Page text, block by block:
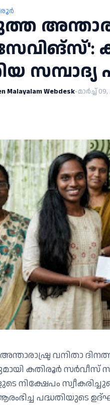
സമ്പാദ്യ
Malayalam Webdesk-മാർച്ച് 09,
വനിതാ
കതിരൂർ സർവീസ്
നിക്ഷേപം
പദ്ധതിയുടെ